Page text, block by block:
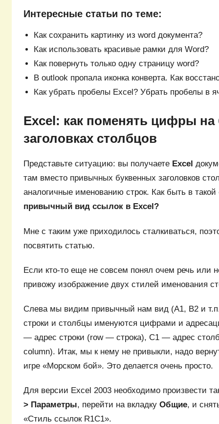
Интересные статьи по теме:
Как сохранить картинку из word документа?
Как использовать красивые рамки для Word?
Как повернуть только одну страницу word?
В outlook пропала иконка конверта. Как
Как убрать пробелы Excel? Убрать пробелы в
Excel: как поменять цифры на
заголовках столбцов
Представьте ситуацию: вы получаете Excel
там вместо привычных буквенных заголовков
аналогичные именованию строк. Как быть в
привычный вид ссылок в Excel?
Мне с таким уже приходилось сталкиваться,
посвятить статью.
Если кто-то еще не совсем понял очем речь или
привожу изображение двух стилей именования
Слева мы видим привычный нам вид (A1, B2 и
строки и столбцы именуются цифрами и
— адрес строки (row — строка), С1 — адрес
column). Итак, мы к нему не привыкли, надо
игре «Морском бой». Это делается очень просто.
Для версии Excel 2003 необходимо произвести
> Параметры, перейти на вкладку Общие, и
«Стиль ссылок R1C1».